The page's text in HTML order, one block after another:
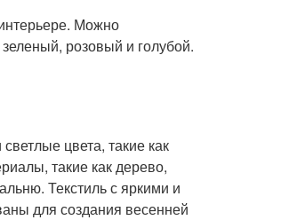
Можно
розовый и голубой.
цвета, такие как
такие как дерево,
Текстиль с яркими и
для создания весенней